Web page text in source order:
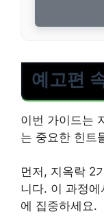
예고편
이번 가이드는
는 중요한 힌트
먼저, 지옥락 2
니다. 이 과정
에 집중하세요.